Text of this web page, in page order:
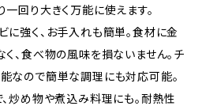
回り大きく万能に使えます。
強く、お手入れも簡単。食材に金
、食べ物の風味を損ないません。チ
なので簡単な調理にも対応可能。
炒め物や煮込み料理にも。耐熱性